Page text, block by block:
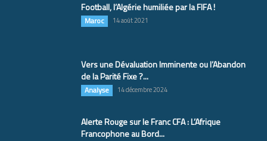
Football, l’Algérie humiliée par la FIFA !
Maroc 14 août 2021
Vers une Dévaluation Imminente ou l’Abandon
de la Parité Fixe ?...
Analyse 14 décembre 2024
Alerte Rouge sur le Franc CFA : L’Afrique
Francophone au Bord...